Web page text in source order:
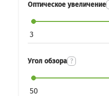
Оптическое увеличение
3
Угол обзора ?
50